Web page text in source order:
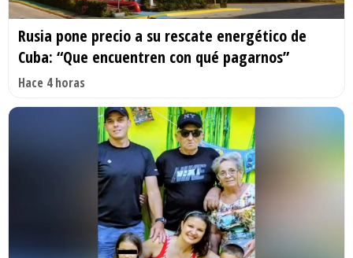
Rusia pone precio a su rescate energético de
Cuba: “Que encuentren con qué pagarnos”
Hace 4 horas